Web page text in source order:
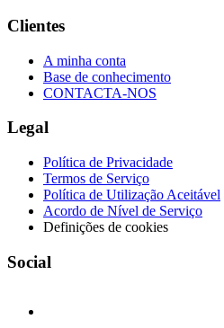
Clientes
A minha conta
Base de conhecimento
CONTACTA-NOS
Legal
Política de Privacidade
Termos de Serviço
Política de Utilização Aceitável
Acordo de Nível de Serviço
Definições de cookies
Social